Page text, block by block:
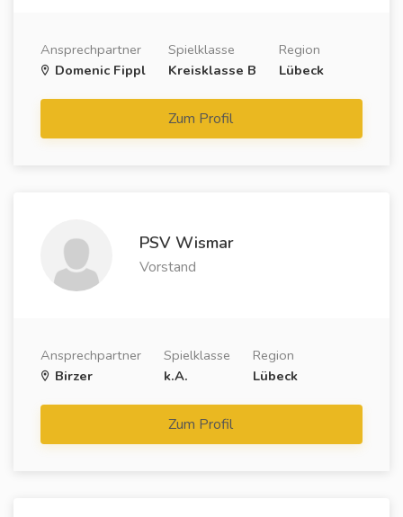
Ansprechpartner
Domenic Fippl
Spielklasse
Kreisklasse B
Region
Lübeck
Zum Profil
PSV Wismar
Vorstand
Ansprechpartner
Birzer
Spielklasse
k.A.
Region
Lübeck
Zum Profil